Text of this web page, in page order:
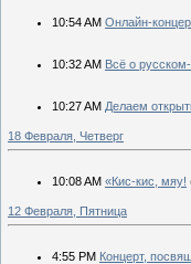
10:54 AM Онлайн-
10:32 AM Всё о
10:27 AM Делаем
18 Февраля, Четверг
10:08 AM «Кис-кис, мяу!
12 Февраля, Пятница
4:55 PM Концерт,